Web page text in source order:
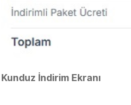
Kunduz İndirim Ekranı